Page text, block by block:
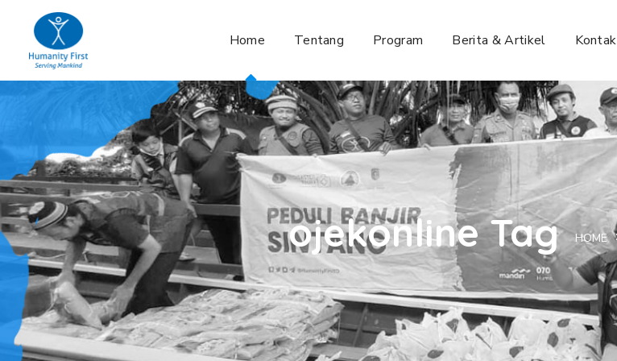
Home Tentang Program Berita & Artikel Kontak
ojekonline Tag HOME